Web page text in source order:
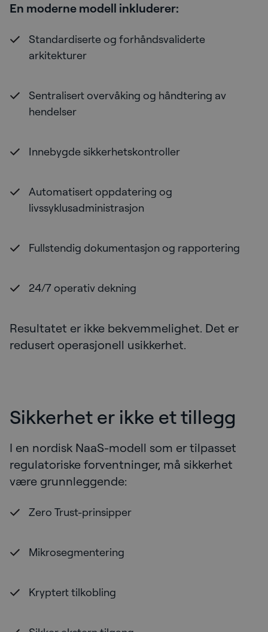
En moderne modell inkluderer:
Standardiserte og forhåndsvaliderte
arkitekturer
Sentralisert overvåking og håndtering av
hendelser
Innebygde sikkerhetskontroller
Automatisert oppdatering og
livssyklusadministrasjon
Fullstendig dokumentasjon og rapportering
24/7 operativ dekning
Resultatet er ikke bekvemmelighet. Det er
redusert operasjonell usikkerhet.
Sikkerhet er ikke et tillegg
I en nordisk NaaS-modell som er tilpasset
regulatoriske forventninger, må sikkerhet
være grunnleggende:
Zero Trust-prinsipper
Mikrosegmentering
Kryptert tilkobling